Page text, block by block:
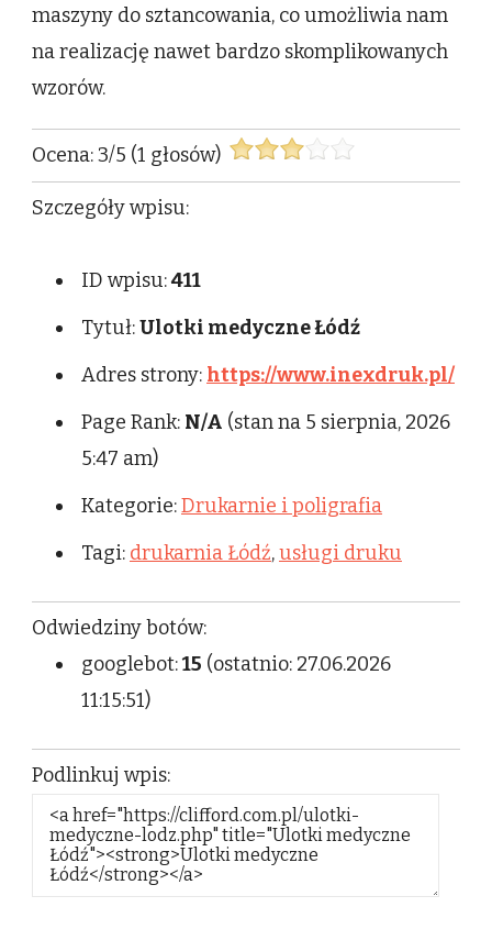
maszyny do sztancowania, co umożliwia nam
na realizację nawet bardzo skomplikowanych
wzorów.
Ocena:3/5 (1 głosów)
Szczegóły wpisu:
ID wpisu:411
Tytuł:Ulotki medyczne Łódź
Adres strony: https://www.inexdruk.pl/
Page Rank: N/A (stan na 5 sierpnia, 2026
5:47 am)
Kategorie:Drukarnie i poligrafia
Tagi: drukarnia Łódź,usługi druku
Odwiedziny botów:
googlebot:15 (ostatnio: 27.06.2026
11:15:51)
Podlinkuj wpis: